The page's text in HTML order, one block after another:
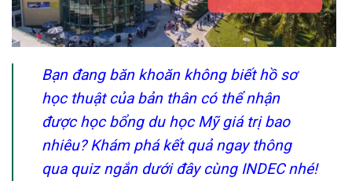
Bạn đang băn khoăn không biết hồ sơ
học thuật của bản thân có thể nhận
được học bổng du học Mỹ giá trị bao
nhiêu? Khám phá kết quả ngay thông
qua quiz ngắn dưới đây cùng INDEC nhé!